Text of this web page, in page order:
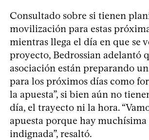
Consultado sobre si tienen
movilización para estas
mientras llega el día en que se
proyecto, Bedrossian adelantó
asociación están preparando
para los próximos días como
la apuesta”, si bien aún no
día, el trayecto ni la hora.
apuesta porque hay muchísima
indignada”, resaltó.